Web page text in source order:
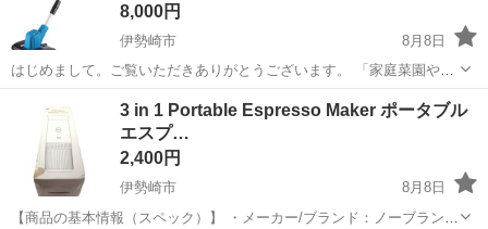
8,000円
伊勢崎市
8月8日
はじめまして。ご覧いただきありがとうございます。 「家庭菜園や畑
をやりたいけれど、クワでの土起こしは腰が痛くて辛い…」 「本格的
なエンジン式の耕運機は重いし、メンテナンスや燃料の扱いが怖くて
手が出ない…」 そん...
3 in 1 Portable Espresso Maker ポータブル
エスプ…
2,400円
伊勢崎市
8月8日
【商品の基本情報（スペック）】 ・メーカー/ブランド：ノーブランド